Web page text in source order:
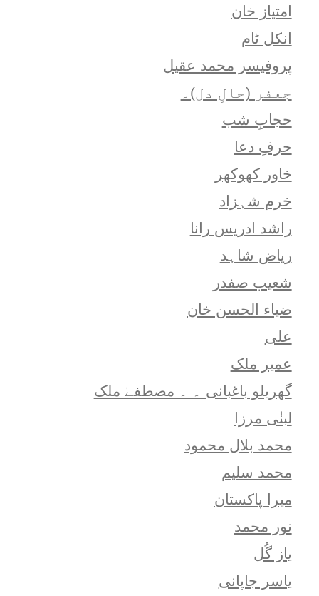
امتياز خان
انکل ٹام
پروفیسر محمد عقیل
جعفر (حالِ دل)۔
حجابِ شب
حرفِ دعا
خاور کھوکھر
خرم شہزاد
راشد ادریس رانا
ریاض شاہد
شعيب صفدر
ضیاء الحسن خان
علی
عمیر ملک
گھریلو باغبانی ۔ ۔ مصطفےٰ ملک
لبنٰی مرزا
محمد بلال محمود
محمد سلیم
میرا پاکستان
نور محمد
یاز گُل
یاسر جاپانی